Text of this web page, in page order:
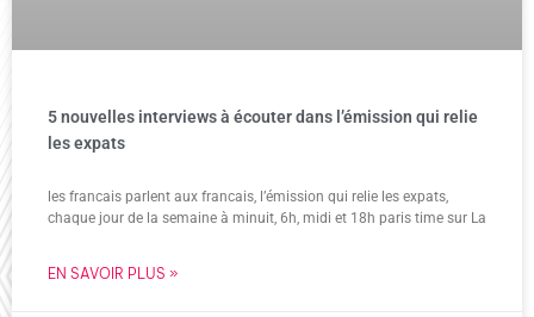
5 nouvelles interviews à écouter dans l’émission qui relie
les expats
les francais parlent aux francais, l’émission qui relie les expats,
chaque jour de la semaine à minuit, 6h, midi et 18h paris time sur La
EN SAVOIR PLUS »